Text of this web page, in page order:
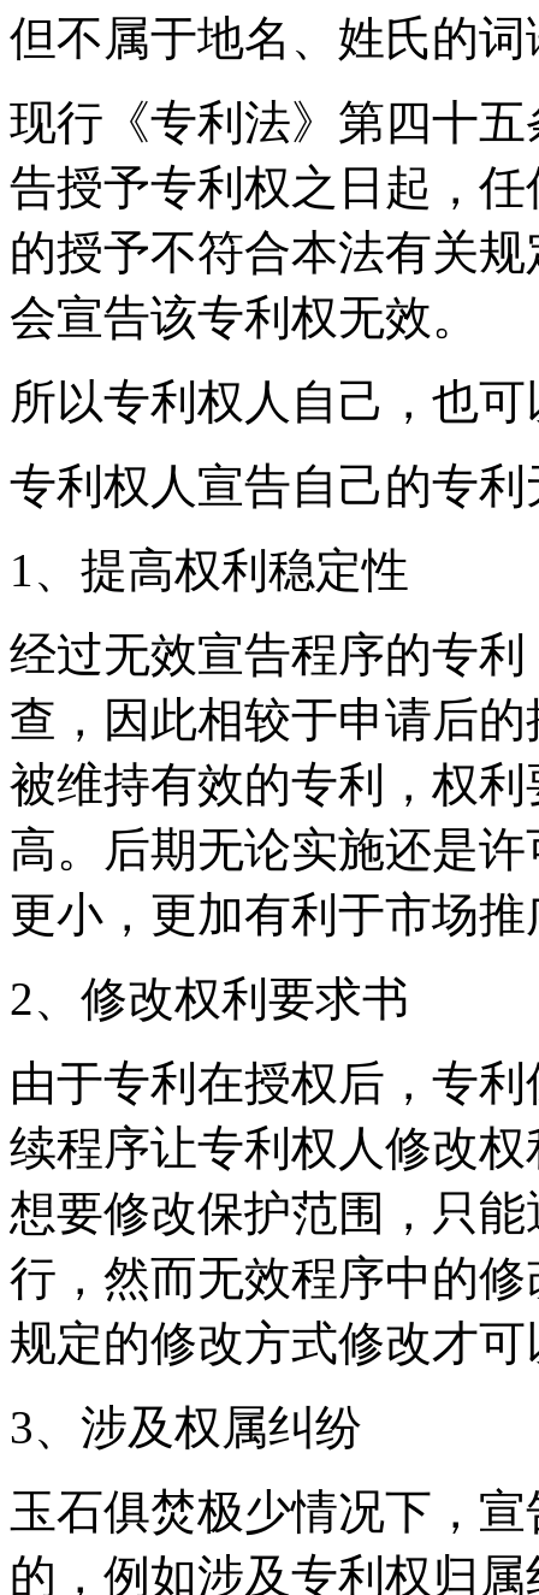
但不属于地名、姓氏的词
现行《专利法》第四十
告授予专利权之日起，
的授予不符合本法有关
会宣告该专利权无效。
所以专利权人自己，也
专利权人宣告自己的专
1、提高权利稳定性
经过无效宣告程序的专
查，因此相较于申请后
被维持有效的专利，权
高。后期无论实施还是
更小，更加有利于市场推
2、修改权利要求书
由于专利在授权后，专
续程序让专利权人修改
想要修改保护范围，只
行，然而无效程序中的
规定的修改方式修改才可
3、涉及权属纠纷
玉石俱焚极少情况下，
的，例如涉及专利权归